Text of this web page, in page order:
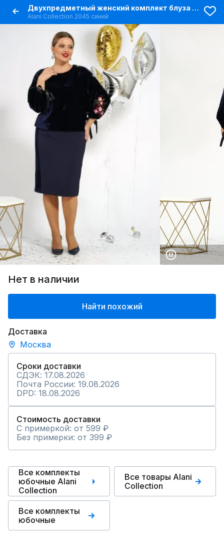
Двухпредметный женский комплект блуза и юбка нарядный с пуговицами
Alani Collection 2045 синий
Нет в наличии
Найти похожий
Доставка
Москва
Сроки доставки
СДЭК: 17.08.2026
Почта России: 19.08.2026
DPD: 18.08.2026
Стоимость доставки
С примеркой: от 599 ₽
Без примерки: от 399 ₽
Все комплекты
юбочные Alani
Collection
Все товары Alani
Collection
Все комплекты
юбочные